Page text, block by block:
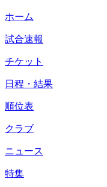
ホーム
試合速報
チケット
日程・結果
順位表
クラブ
ニュース
特集